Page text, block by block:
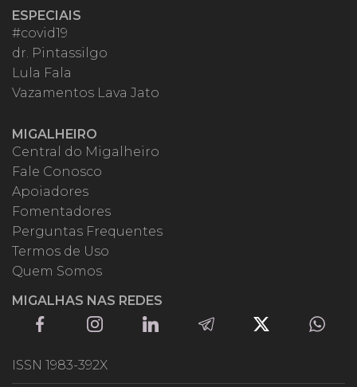
ESPECIAIS
#covid19
dr. Pintassilgo
Lula Fala
Vazamentos Lava Jato
MIGALHEIRO
Central do Migalheiro
Fale Conosco
Apoiadores
Fomentadores
Perguntas Frequentes
Termos de Uso
Quem Somos
MIGALHAS NAS REDES
ISSN 1983-392X